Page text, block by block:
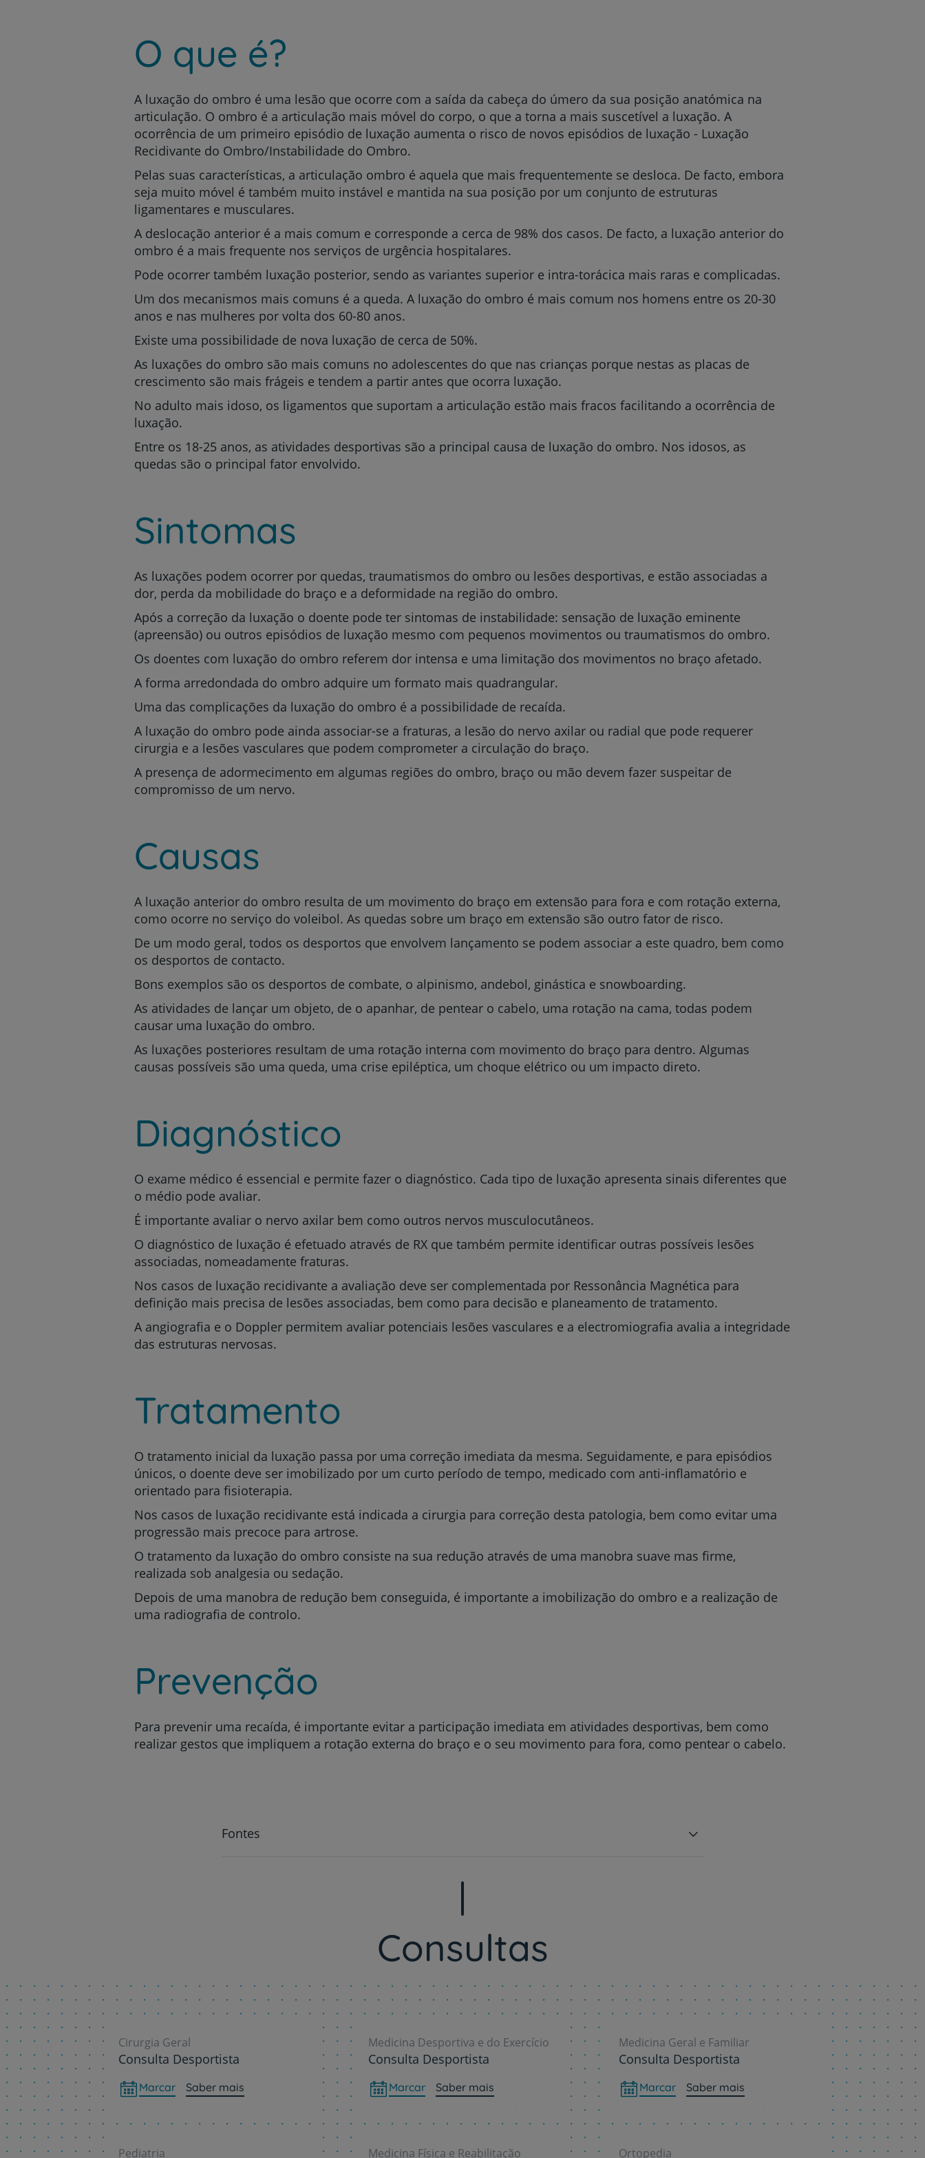
Prevenção e bem-estar
Grandes Áreas da Saúde
Serviços CUF
Plano +CUF
My CUF
Clientes e acompanhantes
CUF Academic Center
Sobre nós
O que é?
A luxação do ombro é uma lesão que ocorre com a saída da cabeça do úmero da sua posição anatómica na
articulação. O ombro é a articulação mais móvel do corpo, o que a torna a mais suscetível a luxação. A
ocorrência de um primeiro episódio de luxação aumenta o risco de novos episódios de luxação - Luxação
Recidivante do Ombro/Instabilidade do Ombro.
Pelas suas características, a articulação ombro é aquela que mais frequentemente se desloca. De facto, embora
seja muito móvel é também muito instável e mantida na sua posição por um conjunto de estruturas
ligamentares e musculares.
A deslocação anterior é a mais comum e corresponde a cerca de 98% dos casos. De facto, a luxação anterior do
ombro é a mais frequente nos serviços de urgência hospitalares.
Pode ocorrer também luxação posterior, sendo as variantes superior e intra-torácica mais raras e complicadas.
Um dos mecanismos mais comuns é a queda. A luxação do ombro é mais comum nos homens entre os 20-30
anos e nas mulheres por volta dos 60-80 anos.
Existe uma possibilidade de nova luxação de cerca de 50%.
As luxações do ombro são mais comuns no adolescentes do que nas crianças porque nestas as placas de
crescimento são mais frágeis e tendem a partir antes que ocorra luxação.
No adulto mais idoso, os ligamentos que suportam a articulação estão mais fracos facilitando a ocorrência de
luxação.
Entre os 18-25 anos, as atividades desportivas são a principal causa de luxação do ombro. Nos idosos, as
quedas são o principal fator envolvido.
Sintomas
As luxações podem ocorrer por quedas, traumatismos do ombro ou lesões desportivas, e estão associadas a
dor, perda da mobilidade do braço e a deformidade na região do ombro.
Após a correção da luxação o doente pode ter sintomas de instabilidade: sensação de luxação eminente
(apreensão) ou outros episódios de luxação mesmo com pequenos movimentos ou traumatismos do ombro.
Os doentes com luxação do ombro referem dor intensa e uma limitação dos movimentos no braço afetado.
A forma arredondada do ombro adquire um formato mais quadrangular.
Uma das complicações da luxação do ombro é a possibilidade de recaída.
A luxação do ombro pode ainda associar-se a fraturas, a lesão do nervo axilar ou radial que pode requerer
cirurgia e a lesões vasculares que podem comprometer a circulação do braço.
A presença de adormecimento em algumas regiões do ombro, braço ou mão devem fazer suspeitar de
compromisso de um nervo.
Causas
A luxação anterior do ombro resulta de um movimento do braço em extensão para fora e com rotação externa,
como ocorre no serviço do voleibol. As quedas sobre um braço em extensão são outro fator de risco.
De um modo geral, todos os desportos que envolvem lançamento se podem associar a este quadro, bem como
os desportos de contacto.
Bons exemplos são os desportos de combate, o alpinismo, andebol, ginástica e snowboarding.
As atividades de lançar um objeto, de o apanhar, de pentear o cabelo, uma rotação na cama, todas podem
causar uma luxação do ombro.
As luxações posteriores resultam de uma rotação interna com movimento do braço para dentro. Algumas
causas possíveis são uma queda, uma crise epiléptica, um choque elétrico ou um impacto direto.
Diagnóstico
O exame médico é essencial e permite fazer o diagnóstico. Cada tipo de luxação apresenta sinais diferentes que
o médio pode avaliar.
É importante avaliar o nervo axilar bem como outros nervos musculocutâneos.
O diagnóstico de luxação é efetuado através de RX que também permite identificar outras possíveis lesões
associadas, nomeadamente fraturas.
Nos casos de luxação recidivante a avaliação deve ser complementada por Ressonância Magnética para
definição mais precisa de lesões associadas, bem como para decisão e planeamento de tratamento.
A angiografia e o Doppler permitem avaliar potenciais lesões vasculares e a electromiografia avalia a integridade
das estruturas nervosas.
Tratamento
O tratamento inicial da luxação passa por uma correção imediata da mesma. Seguidamente, e para episódios
únicos, o doente deve ser imobilizado por um curto período de tempo, medicado com anti-inflamatório e
orientado para fisioterapia.
Nos casos de luxação recidivante está indicada a cirurgia para correção desta patologia, bem como evitar uma
progressão mais precoce para artrose.
O tratamento da luxação do ombro consiste na sua redução através de uma manobra suave mas firme,
realizada sob analgesia ou sedação.
Depois de uma manobra de redução bem conseguida, é importante a imobilização do ombro e a realização de
uma radiografia de controlo.
Prevenção
Para prevenir uma recaída, é importante evitar a participação imediata em atividades desportivas, bem como
realizar gestos que impliquem a rotação externa do braço e o seu movimento para fora, como pentear o cabelo.
Fontes
Consultas
Cirurgia Geral
Consulta Desportista
Marcar Saber mais
Medicina Desportiva e do Exercício
Consulta Desportista
Marcar Saber mais
Medicina Geral e Familiar
Consulta Desportista
Marcar Saber mais
Pediatria Medicina Física e Reabilitação Ortopedia